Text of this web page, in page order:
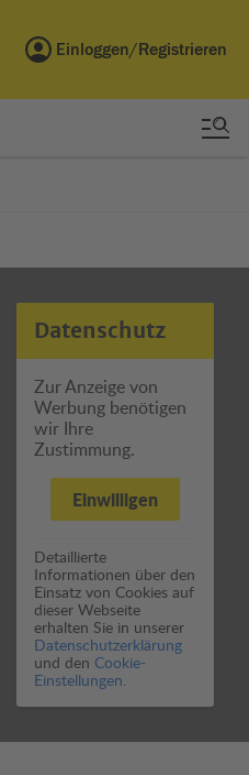
Einloggen/Registrieren
Datenschutz
Zur Anzeige von
Werbung benötigen
wir Ihre
Zustimmung.
Einwilligen
Detaillierte
Informationen über den
Einsatz von Cookies auf
dieser Webseite
erhalten Sie in unserer
Datenschutzerklärung
und den Cookie-
Einstellungen.